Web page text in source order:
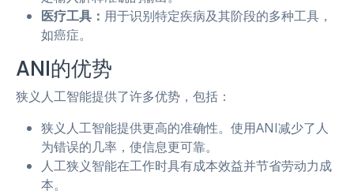
医疗工具： 用于识别特定疾病及其阶段的多种工具，
如癌症。
ANI的优势
狭义人工智能提供了许多优势，包括：
狭义人工智能提供更高的准确性。使用ANI减少了人
为错误的几率，使信息更可靠。
人工狭义智能在工作时具有成本效益并节省劳动力成
本。